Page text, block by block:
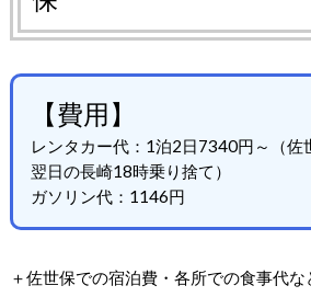
【費用】
レンタカー代：1泊2日7340円～（佐
翌日の長崎18時乗り捨て）
ガソリン代：1146円
＋佐世保での宿泊費・各所での食事代な